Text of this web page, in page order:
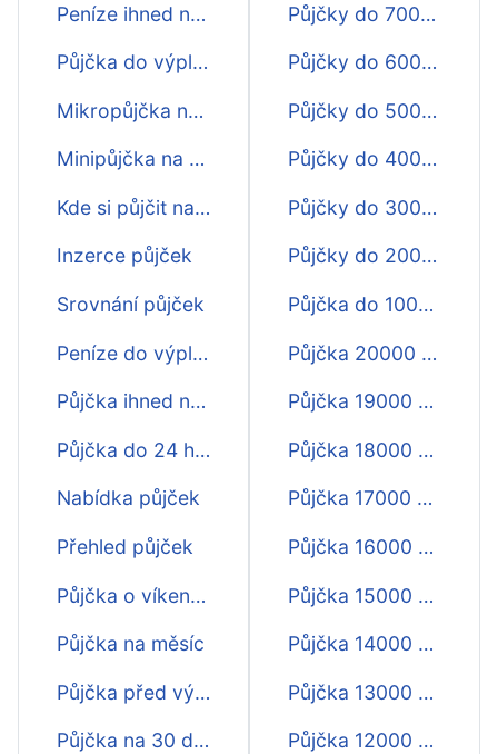
Peníze ihned na účet na 30 dnů
Půjčka do výplaty na 30 dní
Mikropůjčka na 30 dnů
Minipůjčka na 30 dní
Kde si půjčit na 30 dnů?
Inzerce půjček
Srovnání půjček
Peníze do výplaty na 30 dnů
Půjčka ihned na účet na 30 dní
Půjčka do 24 hodin na 30 dnů
Nabídka půjček
Přehled půjček
Půjčka o víkendu na 30 dní
Půjčka na měsíc
Půjčka před výplatou na 30 dnů
Půjčka na 30 dní do 15 min
Půjčky do 7000 Kč na 30 dní
Půjčky do 6000 Kč na 30 dní
Půjčky do 5000 Kč na 30 dní
Půjčky do 4000 Kč na 30 dní
Půjčky do 3000 Kč na 30 dní
Půjčky do 2000 Kč na 30 dní
Půjčka do 1000 Kč na 30 dní
Půjčka 20000 na 30 dní
Půjčka 19000 na 30 dní
Půjčka 18000 na 30 dní
Půjčka 17000 na 30 dní
Půjčka 16000 na 30 dní
Půjčka 15000 na 30 dní
Půjčka 14000 na 30 dní
Půjčka 13000 na 30 dní
Půjčka 12000 na 30 dní